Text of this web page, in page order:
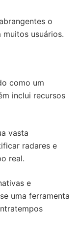
o
usuários.
como um
inclui recursos
vasta
radares e
real.
e
uma ferramenta